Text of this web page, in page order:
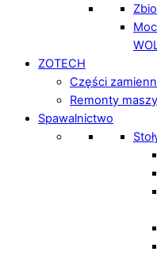
ZOTECH
Części
Remonty
Spawalnictwo